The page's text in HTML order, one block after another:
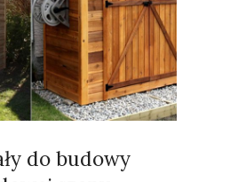
do budowy